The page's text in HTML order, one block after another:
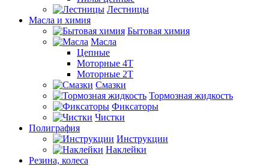
Лестницы
Масла и химия
Бытовая химия
Масла
Цепные
Моторные 4Т
Моторные 2Т
Смазки
Тормозная жидкость
Фиксаторы
Чистки
Полиграфия
Инструкции
Наклейки
Резина, колеса